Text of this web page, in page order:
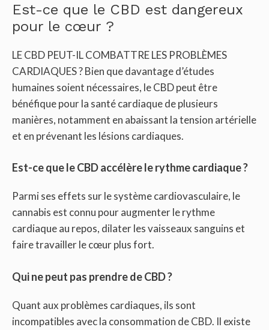
Est-ce que le CBD est dangereux
pour le cœur ?
LE CBD PEUT-IL COMBATTRE LES PROBLÈMES
CARDIAQUES ? Bien que davantage d’études
humaines soient nécessaires, le CBD peut être
bénéfique pour la santé cardiaque de plusieurs
manières, notamment en abaissant la tension artérielle
et en prévenant les lésions cardiaques.
Est-ce que le CBD accélère le rythme cardiaque ?
Parmi ses effets sur le système cardiovasculaire, le
cannabis est connu pour augmenter le rythme
cardiaque au repos, dilater les vaisseaux sanguins et
faire travailler le cœur plus fort.
Qui ne peut pas prendre de CBD ?
Quant aux problèmes cardiaques, ils sont
incompatibles avec la consommation de CBD. Il existe